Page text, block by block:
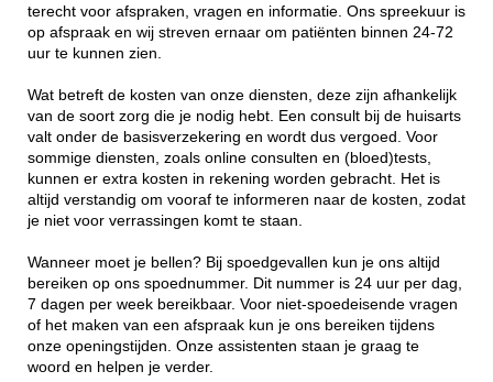
terecht voor afspraken, vragen en informatie. Ons spreekuur is
op afspraak en wij streven ernaar om patiënten binnen 24-72
uur te kunnen zien.
Wat betreft de kosten van onze diensten, deze zijn afhankelijk
van de soort zorg die je nodig hebt. Een consult bij de huisarts
valt onder de basisverzekering en wordt dus vergoed. Voor
sommige diensten, zoals online consulten en (bloed)tests,
kunnen er extra kosten in rekening worden gebracht. Het is
altijd verstandig om vooraf te informeren naar de kosten, zodat
je niet voor verrassingen komt te staan.
Wanneer moet je bellen? Bij spoedgevallen kun je ons altijd
bereiken op ons spoednummer. Dit nummer is 24 uur per dag,
7 dagen per week bereikbaar. Voor niet-spoedeisende vragen
of het maken van een afspraak kun je ons bereiken tijdens
onze openingstijden. Onze assistenten staan je graag te
woord en helpen je verder.